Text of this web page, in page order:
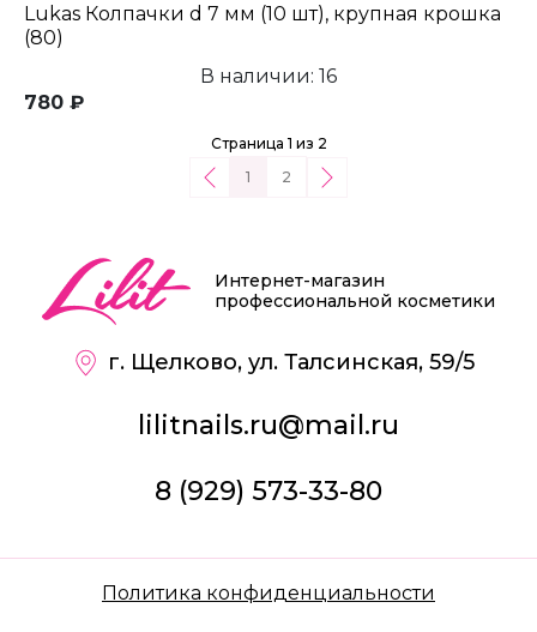
Lukas Колпачки d 7 мм (10 шт), крупная крошка
(80)
В наличии: 16
780 ₽
Страница 1 из 2
1
2
Интернет-магазин
профессиональной косметики
г. Щелково, ул. Талсинская, 59/5
lilitnails.ru@mail.ru
8 (929) 573-33-80
Политика конфиденциальности